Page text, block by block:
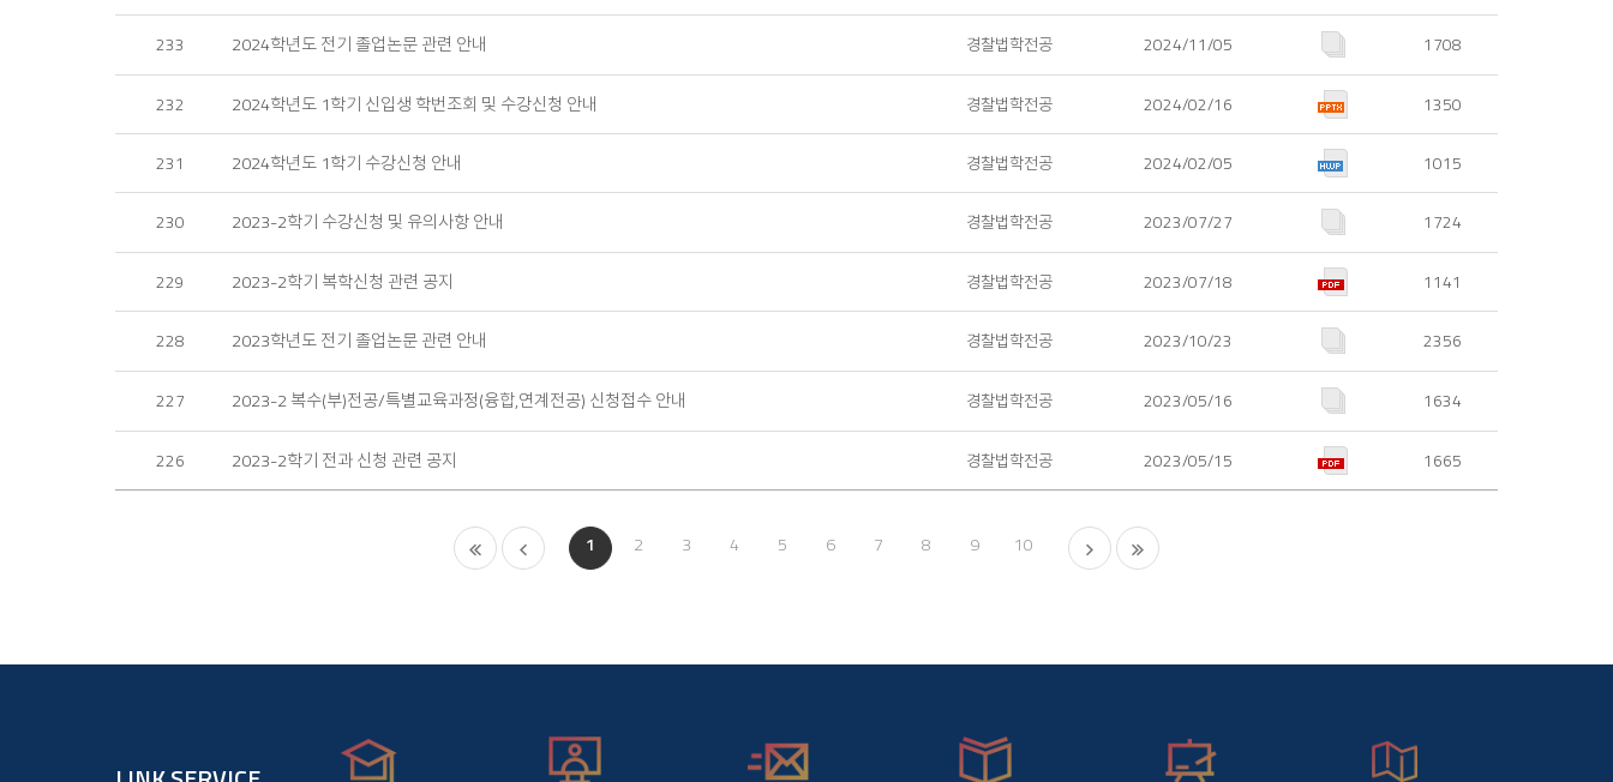
233 2024학년도 전기 졸업논문 관련 안내 경찰법학전공 2024/11/05 1708
232 2024학년도 1학기 신입생 학번조회 및 수강신청 안내 경찰법학전공 2024/02/16 1350
231 2024학년도 1학기 수강신청 안내 경찰법학전공 2024/02/05 1015
230 2023-2학기 수강신청 및 유의사항 안내 경찰법학전공 2023/07/27 1724
229 2023-2학기 복학신청 관련 공지 경찰법학전공 2023/07/18 1141
228 2023학년도 전기 졸업논문 관련 안내 경찰법학전공 2023/10/23 2356
227 2023-2 복수(부)전공/특별교육과정(융합,연계전공) 신청접수 안내 경찰법학전공 2023/05/16 1634
226 2023-2학기 전과 신청 관련 공지 경찰법학전공 2023/05/15 1665
1 2 3 4 5 6 7 8 9 10